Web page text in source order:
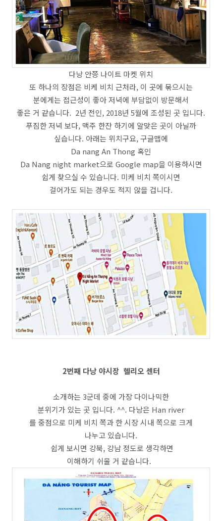
다낭 안쯩 나이트 마켓 위치
또 하나의 장점은 비케 비치 근처라, 이 곳에 묶으시는
분에게는 접근성이 좋아 저녁에 부담없이 방문해서
좋은 거 같습니다. 2년 전인, 2018년 5월에 조성된 곳 입니다.
푸짐한 저녁 보다, 맥주 한잔 하기에 알맞은 곳이 아닐까
싶습니다. 아래는 위치구요, 구글맵에
Da nang An Thong 혹인
Da Nang night market으로 Google map을 이용하시면
쉽게 찾으실 수 있습니다. 미케 비치 쪽이시면
걸어가도 되는 경우도 적지 않을 겁니다.
2번째 다낭 야시장 헬리오 센터
소개하는 3군데 중에 가장 다이나믹한
분위기가 있는 곳 입니다. ^^. 다낭은 Han river
를 중점으로 미케 비치 쪽과 한 시장 시내 쪽으로 크게
나누고 있습니다.
쉽게 보시면 강북, 강남 정도로 생각하면
이해하기 쉬울 거 같습니다.